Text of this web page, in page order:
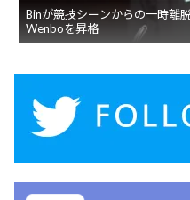
Binが競技シーンからの一時離
Wenboを昇格